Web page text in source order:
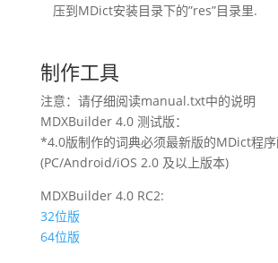
压到MDict安装目录下的”res”目录里.
制作工具
注意：请仔细阅读manual.txt中的说明
MDXBuilder 4.0 测试版：
*4.0版制作的词典必须最新版的MDict程
(PC/Android/iOS 2.0 及以上版本)
MDXBuilder 4.0 RC2:
32位版
64位版